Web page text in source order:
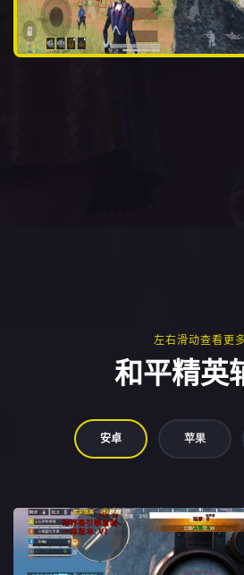
左右滑动查看更多
和平精英
安卓 苹果